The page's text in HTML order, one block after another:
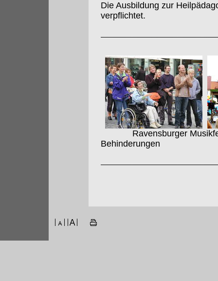
Die Ausbildung zur
verpflichtet.
Ravensburger Musikfest
Behinderungen